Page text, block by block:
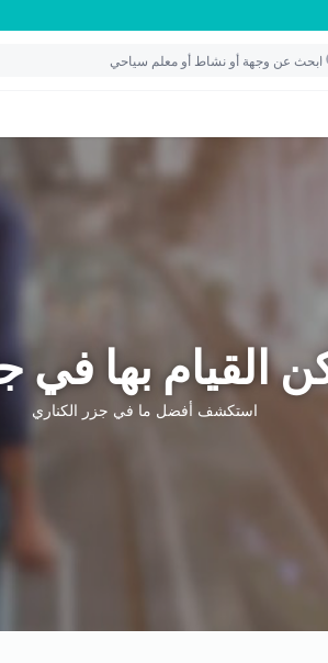
القيام بها في
استكشف أفضل ما في جزر الكناري